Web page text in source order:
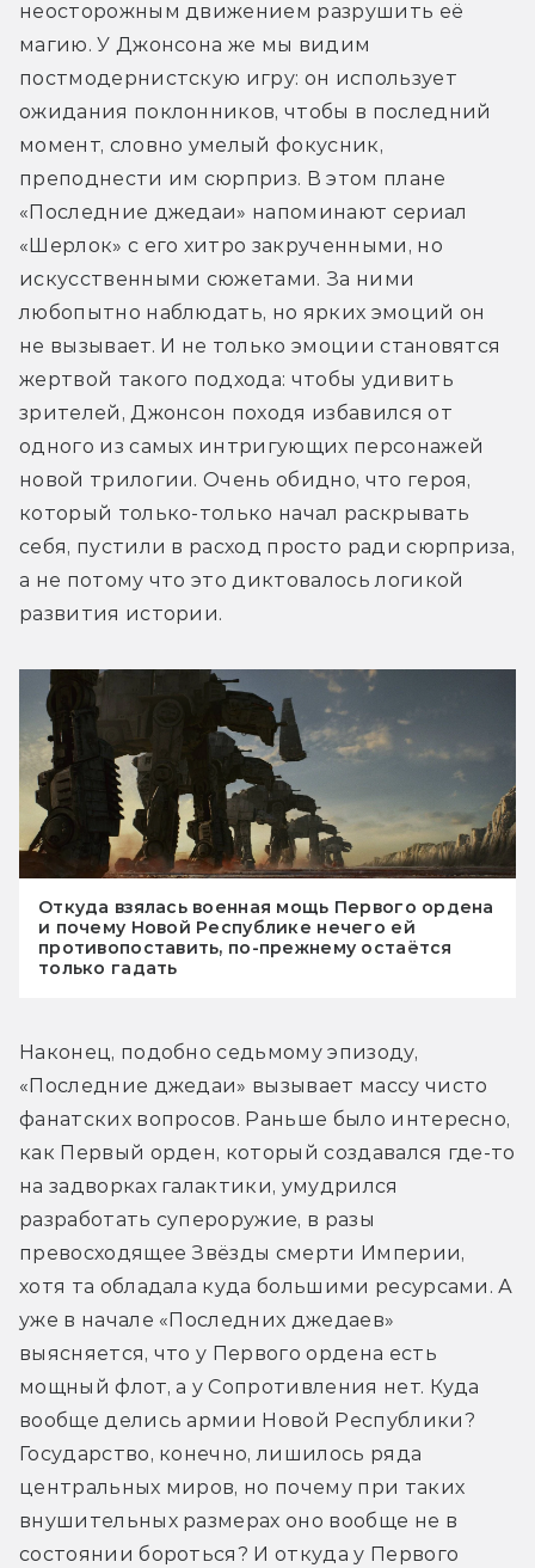
неосторожным движением разрушить её
магию. У Джонсона же мы видим
постмодернистскую игру: он использует
ожидания поклонников, чтобы в последний
момент, словно умелый фокусник,
преподнести им сюрприз. В этом плане
«Последние джедаи» напоминают сериал
«Шерлок» с его хитро закрученными, но
искусственными сюжетами. За ними
любопытно наблюдать, но ярких эмоций он
не вызывает. И не только эмоции становятся
жертвой такого подхода: чтобы удивить
зрителей, Джонсон походя избавился от
одного из самых интригующих персонажей
новой трилогии. Очень обидно, что героя,
который только-только начал раскрывать
себя, пустили в расход просто ради сюрприза,
а не потому что это диктовалось логикой
развития истории.
Откуда взялась военная мощь Первого ордена
и почему Новой Республике нечего ей
противопоставить, по-прежнему остаётся
только гадать
Наконец, подобно седьмому эпизоду,
«Последние джедаи» вызывает массу чисто
фанатских вопросов. Раньше было интересно,
как Первый орден, который создавался где-то
на задворках галактики, умудрился
разработать супероружие, в разы
превосходящее Звёзды смерти Империи,
хотя та обладала куда большими ресурсами. А
уже в начале «Последних джедаев»
выясняется, что у Первого ордена есть
мощный флот, а у Сопротивления нет. Куда
вообще делись армии Новой Республики?
Государство, конечно, лишилось ряда
центральных миров, но почему при таких
внушительных размерах оно вообще не в
состоянии бороться? И откуда у Первого